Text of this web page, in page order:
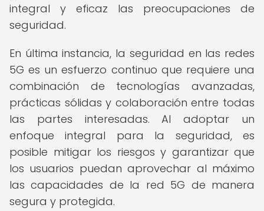
integral y eficaz las preocupaciones de
seguridad.
En última instancia, la seguridad en las redes
5G es un esfuerzo continuo que requiere una
combinación de tecnologías avanzadas,
prácticas sólidas y colaboración entre todas
las partes interesadas. Al adoptar un
enfoque integral para la seguridad, es
posible mitigar los riesgos y garantizar que
los usuarios puedan aprovechar al máximo
las capacidades de la red 5G de manera
segura y protegida.